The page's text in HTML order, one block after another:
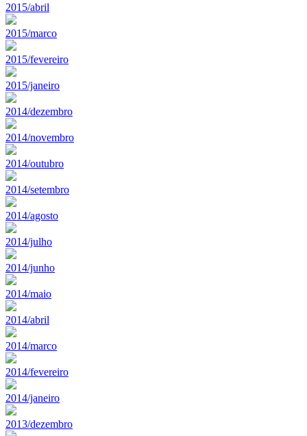
2015/abril
2015/marco
2015/fevereiro
2015/janeiro
2014/dezembro
2014/novembro
2014/outubro
2014/setembro
2014/agosto
2014/julho
2014/junho
2014/maio
2014/abril
2014/marco
2014/fevereiro
2014/janeiro
2013/dezembro